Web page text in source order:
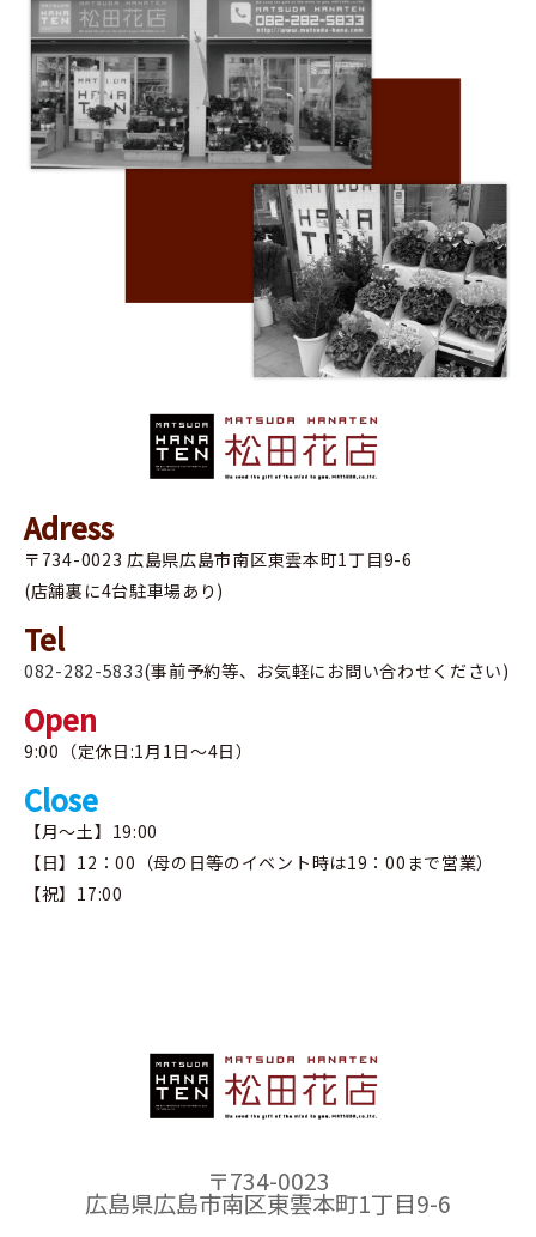
Adress
〒734-0023 広島県広島市南区東雲本町1丁目9-6
(店舗裏に4台駐車場あり)
Tel
082-282-5833(事前予約等、お気軽にお問い合わせください)
Open
9:00（定休日:1月1日～4日）
Close
【月～土】19:00
【日】12：00（母の日等のイベント時は19：00まで営業）
【祝】17:00
〒734-0023
広島県広島市南区東雲本町1丁目9-6